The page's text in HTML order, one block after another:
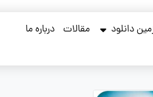
دانلود مقالات درباره ما